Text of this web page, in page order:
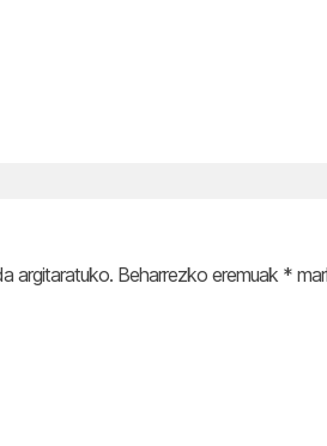
argitaratuko. Beharrezko eremuak *